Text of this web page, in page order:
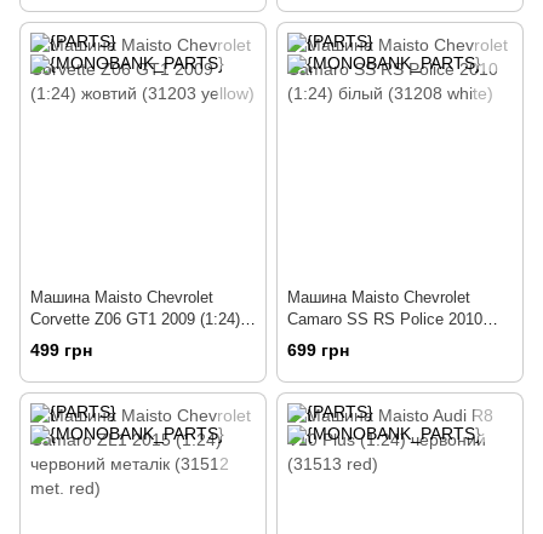
Машина Maisto Chevrolet
Corvette Z06 GT1 2009 (1:24)
жовтий (31203 yellow)
499 грн
Машина Maisto Chevrolet
Camaro SS RS Police 2010
(1:24) білый (31208 white)
699 грн